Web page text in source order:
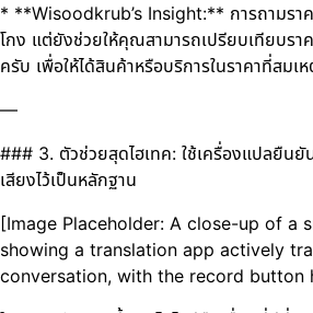
* **Wisoodkrub’s Insight:** การถามรา
โกง แต่ยังช่วยให้คุณสามารถเปรียบเทียบรา
ครับ เพื่อให้ได้สินค้าหรือบริการในราคาที่สม
—
### 3. ตัวช่วยสุดไฮเทค: ใช้เครื่องแปลยืนยั
เสียงไว้เป็นหลักฐาน
[Image Placeholder: A close-up of a
showing a translation app actively
conversation, with the record button